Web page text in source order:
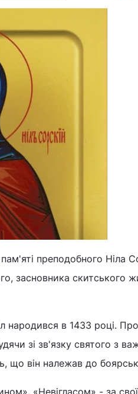
преподобного Ніла
засновника скитського
народився в 1433 році.
зі зв'язку святого з
що він належав до
«Невігласом» - за